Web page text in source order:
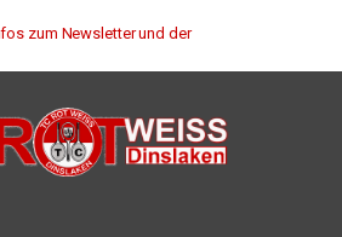
zum Newsletter und der